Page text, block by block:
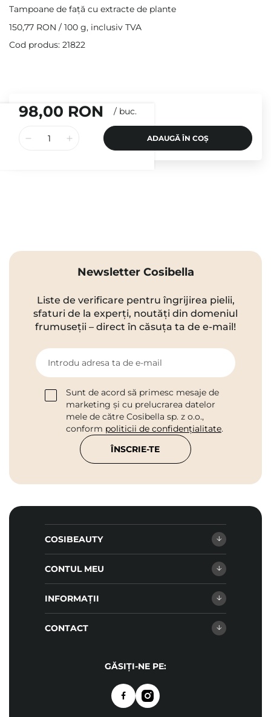
98,00 RON / buc.
ADAUGĂ ÎN COȘ
Tampoane de față cu extracte de plante
150,77 RON / 100 g, inclusiv TVA
Cod produs: 21822
Newsletter Cosibella
Liste de verificare pentru îngrijirea pielii,
sfaturi de la experți, noutăți din domeniul
frumuseții – direct în căsuța ta de e-mail!
Introdu adresa ta de e-mail
Sunt de acord să primesc mesaje de
marketing și cu prelucrarea datelor
mele de către Cosibella sp. z o.o.,
conform politicii de confidențialitate.
ÎNSCRIE-TE
COSIBEAUTY
CONTUL MEU
INFORMAȚII
CONTACT
GĂSIȚI-NE PE: